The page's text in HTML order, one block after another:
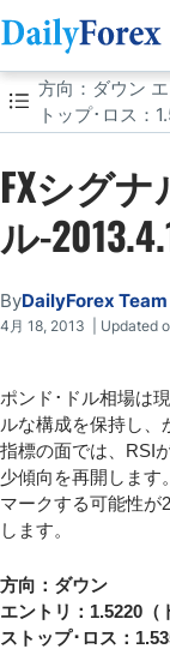
DF forex-technical-
方向：ダウン
トップ･ロス：
ス：1.5350
FXシグ
ル-
ByDailyForex Team
4月 18, 2013 | Updated
ポンド･ドル相場は
ルな構成を保持し
指標の面では、RSI
少傾向を再開します
マークする可能性が
します。
方向：ダウン
エントリ：1.5220（
ストップ･ロス：